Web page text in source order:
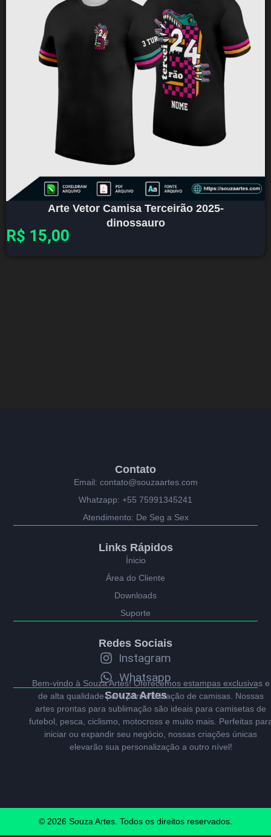
Arte Vetor Camisa Terceirão 2025-
dinossauro
R$ 15,00
Souza Artes
Bem-vindo à Souza Artes! Oferecemos estampas exclusivas e
de alta qualidade para personalização de camisas. Nossas
artes prontas para sublimação são ideais para camisetas de
futebol, pesca, ciclismo, motocross e muito mais. Perfeitas
iniciar ou expandir seu negócio, nossas criações únicas
elevarão sua personalização a outro nível!
Contato
Email: contato@souzaartes.com
Whatzapp: +55 75991345241
Atendimento: De Seg a Sex
Redes Sociais
Instagram
Whatsapp
Links Rápidos
Ínicio
Área do Cliente
Downloads
Suporte
© 2026 Souza Artes. Todos os direitos reservados.